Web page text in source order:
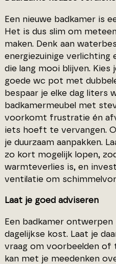
Een nieuwe badkamer is
Het is dus slim om
maken. Denk aan
energiezuinige verlichting
die lang mooi blijven.
goede wc pot met
bespaar je elke dag liters
badkamermeubel met
voorkomt frustratie én
iets hoeft te vervangen.
je duurzaam aanpakken.
zo kort mogelijk lopen,
warmteverlies is, en
ventilatie om
Laat je goed adviseren
Een badkamer
dagelijkse kost. Laat je
vraag om voorbeelden of
kan met je meedenken